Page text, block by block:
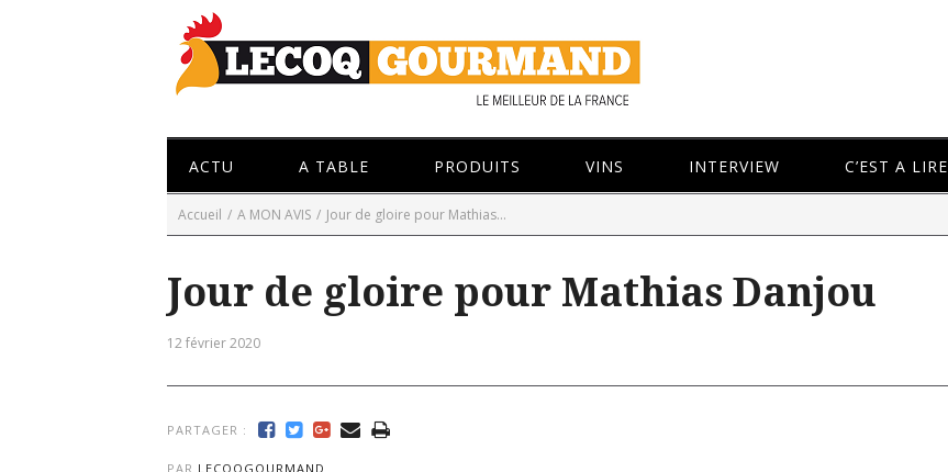
ACTU A TABLE PRODUITS VINS INTERVIEW C’EST A LIRE
Accueil / A MON AVIS / Jour de gloire pour Mathias...
Jour de gloire pour Mathias Danjou
12 février 2020
PARTAGER :
PAR LECOQGOURMAND